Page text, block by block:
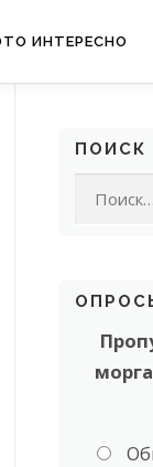
ИНТЕРЕСНО
ПОИСК